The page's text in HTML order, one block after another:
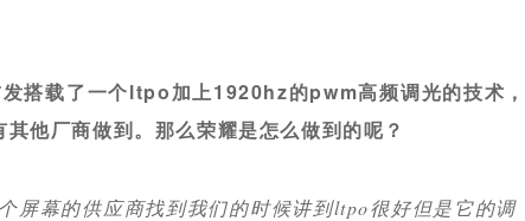
搭载了一个ltpo加上1920hz的pwm高频调光的技术，
他厂商做到。那么荣耀是怎么做到的呢？
屏幕的供应商找到我们的时候讲到ltpo很好但是它的调